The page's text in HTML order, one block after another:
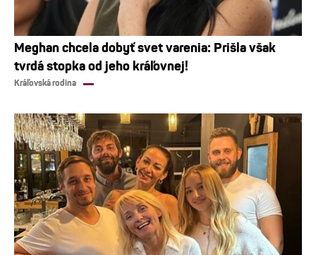
Meghan chcela dobyť svet varenia: Prišla však
tvrdá stopka od jeho kráľovnej!
Kráľovská rodina